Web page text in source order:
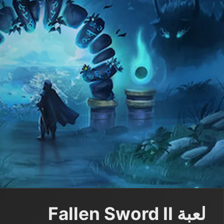
لعبة Fallen Sword II